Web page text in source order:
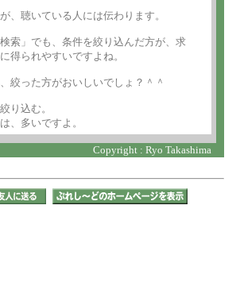
、聴いている人には伝わります。
索」でも、条件を絞り込んだ方が、求
得られやすいですよね。
絞った方がおいしいでしょ？＾＾
り込む。
、多いですよ。
Copyright : Ryo Takashima